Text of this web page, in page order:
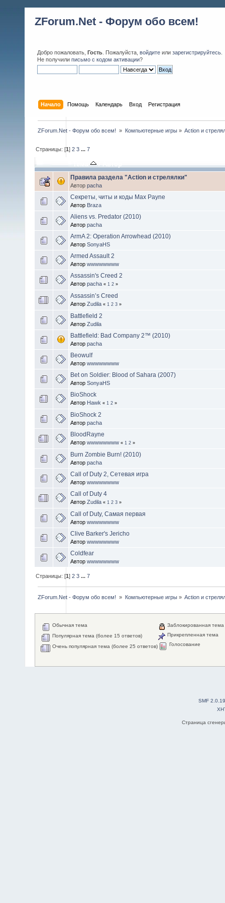
ZForum.Net - Форум обо всем!
Добро пожаловать, Гость . Пожалуйста, войдите или зарегистрируйтесь
Не получили письмо с кодом активации?
Начало Помощь Календарь Вход Регистрация
ZForum.Net - Форум обо всем! » Компьютерные игры» Action и
Страницы: [1]2 3 ...7
Тема / Автор
Правила раздела "Action и стрелялки"
Автор pacha
Секреты, читы и коды Max Payne
Автор Braza
Aliens vs. Predator (2010)
Автор pacha
ArmA 2: Operation Arrowhead (2010)
Автор SonyaHS
Armed Assault 2
Автор wwwwwwww
Assassin's Creed 2
Автор pacha « 1 2 »
Assassin’s Creed
Автор Zudila « 1 2 3 »
Battlefield 2
Автор Zudila
Battlefield: Bad Company 2™ (2010)
Автор pacha
Beowulf
Автор wwwwwwww
Bet on Soldier: Blood of Sahara (2007)
Автор SonyaHS
BioShock
Автор Hawk « 1 2 »
BioShock 2
Автор pacha
BloodRayne
Автор wwwwwwww « 1 2 »
Burn Zombie Burn! (2010)
Автор pacha
Call of Duty 2, Сетевая игра
Автор wwwwwwww
Call of Duty 4
Автор Zudila « 1 2 3 »
Call of Duty, Самая первая
Автор wwwwwwww
Clive Barker's Jericho
Автор wwwwwwww
Coldfear
Автор wwwwwwww
Страницы: [1]2 3 ...7
ZForum.Net - Форум обо всем! » Компьютерные игры» Action и
Обычная тема
Популярная тема (более 15 ответов)
Очень популярная тема (более 25 ответов)
Заблокированная тема
Прикрепленная тема
Голосование
SMF 2.0.19
Страница